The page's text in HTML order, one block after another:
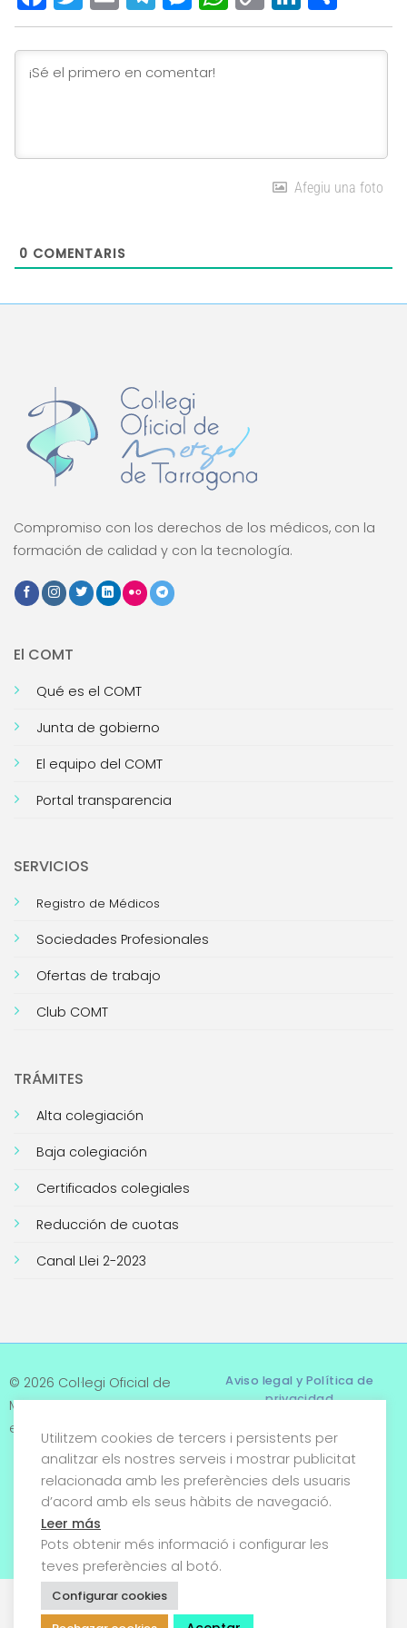
Link
Afegiu una foto
0 COMENTARIS
Compromiso con los derechos de los médicos, con la
formación de calidad y con la tecnología.
El COMT
Qué es el COMT
Junta de gobierno
El equipo del COMT
Portal transparencia
SERVICIOS
Registro de Médicos
Sociedades Profesionales
Ofertas de trabajo
Club COMT
TRÁMITES
Alta colegiación
Baja colegiación
Certificados colegiales
Reducción de cuotas
Canal Llei 2-2023
© 2026 Col·legi Oficial de
Metges de Tarragona. Tots
els drets reservats
Aviso legal y Política de
privacidad
Términos y condiciones
Política de cookies
Utilitzem cookies de tercers i persistents per
analitzar els nostres serveis i mostrar publicitat
relacionada amb les preferències dels usuaris
d’acord amb els seus hàbits de navegació.
Leer más
Pots obtenir més informació i configurar les
teves preferències al botó.
Configurar cookies